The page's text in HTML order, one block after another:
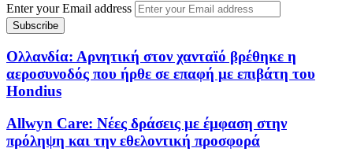
Enter your Email address
Ολλανδία: Αρνητική στον χανταϊό βρέθηκε η
αεροσυνοδός που ήρθε σε επαφή με επιβάτη του
Hondius
Allwyn Care: Νέες δράσεις με έμφαση στην
πρόληψη και την εθελοντική προσφορά